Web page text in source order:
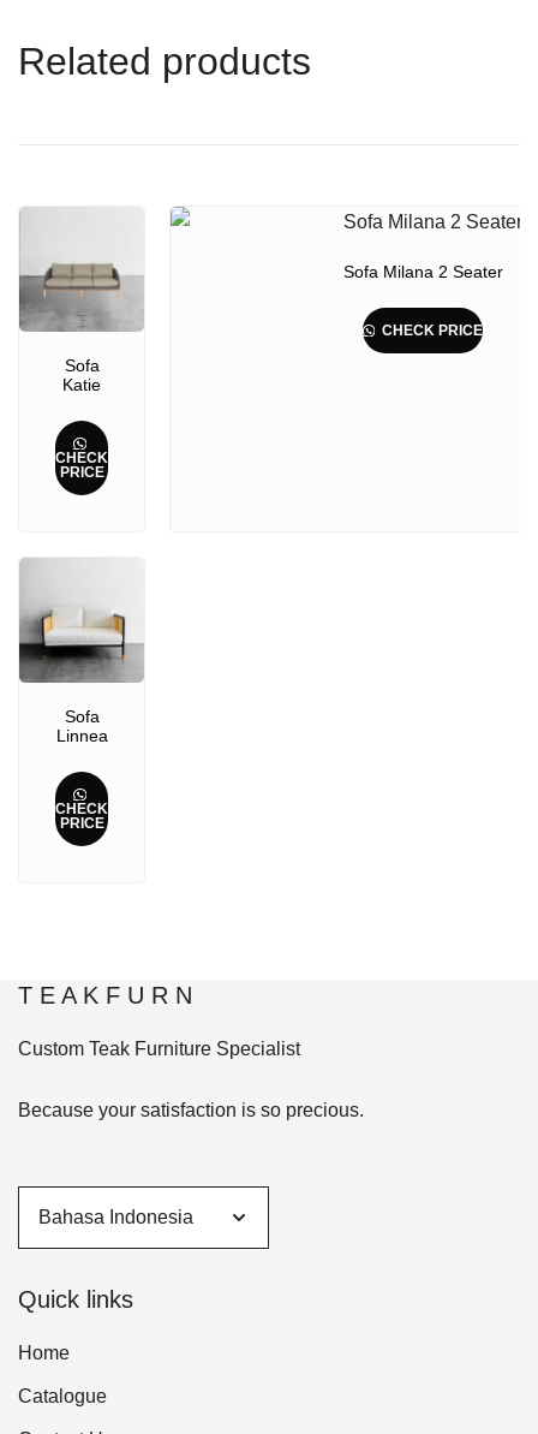
Related products
Sofa
Katie
CHECK
PRICE
Sofa Milana 2 Seater
CHECK PRICE
Sofa
Linnea
CHECK
PRICE
T E A K F U R N
Custom Teak Furniture Specialist
Because your satisfaction is so precious.
Quick links
Home
Catalogue